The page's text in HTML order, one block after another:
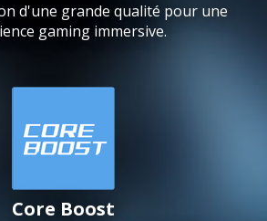
d'une grande qualité pour une
gaming immersive.
Core Boost